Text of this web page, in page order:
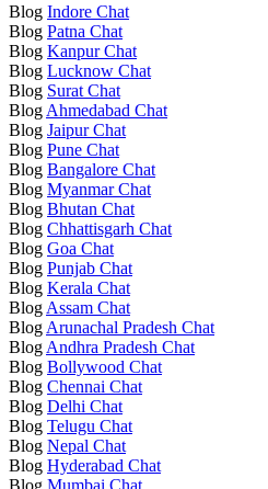
Blog Indore Chat
Blog Patna Chat
Blog Kanpur Chat
Blog Lucknow Chat
Blog Surat Chat
Blog Ahmedabad Chat
Blog Jaipur Chat
Blog Pune Chat
Blog Bangalore Chat
Blog Myanmar Chat
Blog Bhutan Chat
Blog Chhattisgarh Chat
Blog Goa Chat
Blog Punjab Chat
Blog Kerala Chat
Blog Assam Chat
Blog Arunachal Pradesh Chat
Blog Andhra Pradesh Chat
Blog Bollywood Chat
Blog Chennai Chat
Blog Delhi Chat
Blog Telugu Chat
Blog Nepal Chat
Blog Hyderabad Chat
Blog Mumbai Chat